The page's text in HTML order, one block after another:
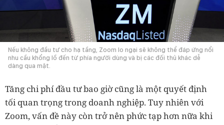
Nếu không đầu tư cho hạ tầng, Zoom lo ngại sẽ không thể đáp ứng nổi
nhu cầu khổng lồ đến từ phía người dùng và bị các đối thủ khác dễ
dàng qua mặt.
Tăng chi phí đầu tư bao giờ cũng là một quyết định
tối quan trọng trong doanh nghiệp. Tuy nhiên với
Zoom, vấn đề này còn trở nên phức tạp hơn nữa khi